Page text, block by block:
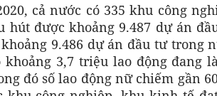
cả nước có 335 khu công
hút được khoảng 9.487 dự án
khoảng 9.486 dự án đầu tư
khoảng 3,7 triệu lao động đang
đó số lao động nữ chiếm gần